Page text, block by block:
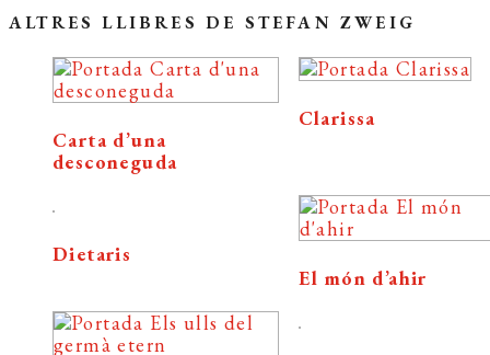
ALTRES LLIBRES DE STEFAN ZWEIG
Carta d’una
desconeguda
Clarissa
Dietaris
El món d’ahir